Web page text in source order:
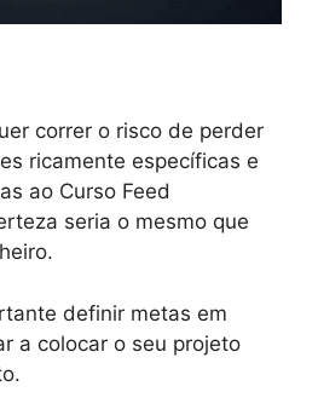
correr o risco de perder
ricamente específicas e
ao Curso Feed
seria o mesmo que
definir metas em
a colocar o seu projeto